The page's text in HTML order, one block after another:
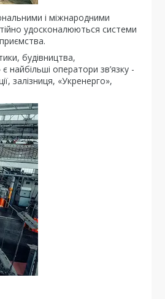
і міжнародними
удосконалюються системи
будівництва,
найбільші оператори зв’язку -
залізниця, «Укренерго»,